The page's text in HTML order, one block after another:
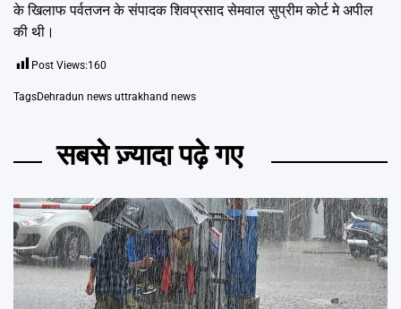
के खिलाफ पर्वतजन के संपादक शिवप्रसाद सेमवाल सुप्रीम कोर्ट मे अपील
की थी।
Post Views:160
TagsDehradun news uttrakhand news
सबसे ज़्यादा पढ़े गए